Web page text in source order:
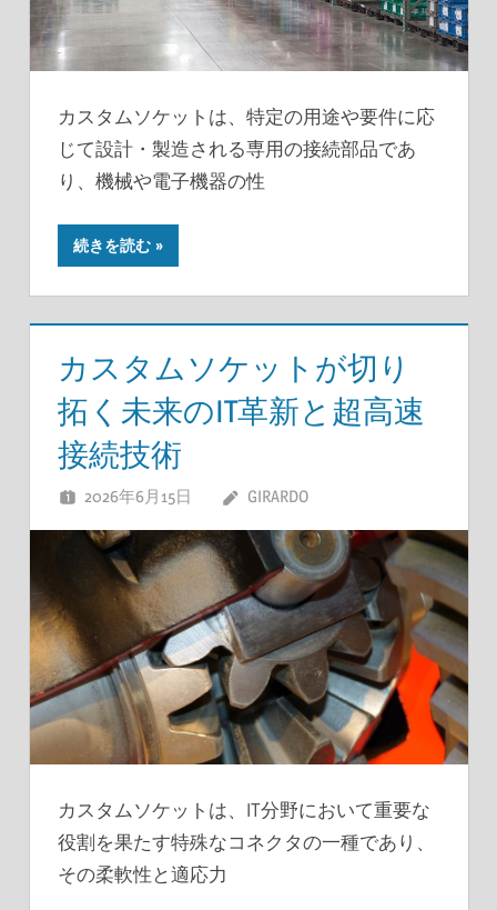
カスタムソケットは、特定の用途や要件に応
じて設計・製造される専用の接続部品であ
り、機械や電子機器の性
続きを読む
カスタムソケットが切り
拓く未来のIT革新と超高速
接続技術
2026年6月15日 GIRARDO
カスタムソケットは、IT分野において重要な
役割を果たす特殊なコネクタの一種であり、
その柔軟性と適応力